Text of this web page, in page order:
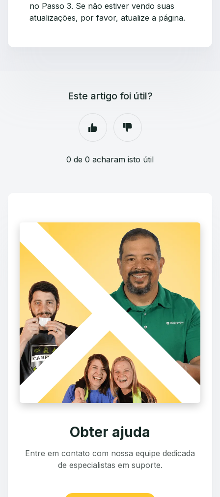
no Passo 3. Se não estiver vendo suas
atualizações, por favor, atualize a página.
Este artigo foi útil?
0 de 0 acharam isto útil
Obter ajuda
Entre em contato com nossa equipe dedicada
de especialistas em suporte.